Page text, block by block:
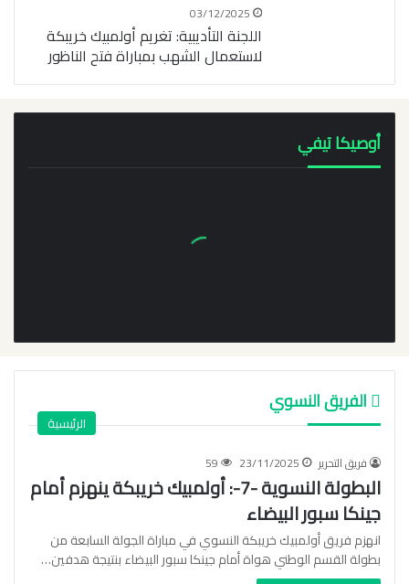
03/12/2025
اللجنة التأديبية: تغريم أولمبيك خريبكة
لاستعمال الشهب بمباراة فتح الناظور
أوصيكا تيفي
الفريق النسوي
الرئيسية
فريق التحرير 23/11/2025
59
البطولة النسوية -7-: أولمبيك خريبكة ينهزم أمام
جينكا سبور البيضاء
انهزم فريق أولمبيك خريبكة النسوي في مباراة الجولة السابعة من
بطولة القسم الوطني هواة أمام جينكا سبور البيضاء بنتيجة هدفين…